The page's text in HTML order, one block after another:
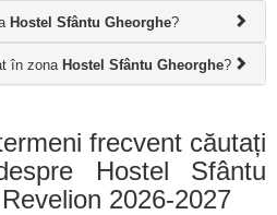
Hostel Sfântu Gheorghe?
în zona Hostel Sfântu Gheorghe?
frecvent căutați
Hostel Sfântu
2026-2027